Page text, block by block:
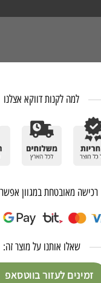
למה לקנות דווקא אצלנו
רכישה מאובטחת במגוון
שאלו אותנו על מוצר זה:
זמינים לעזור בווטסאפ